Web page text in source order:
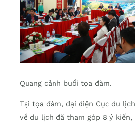
Quang cảnh buổi tọa đàm.
Tại tọa đàm, đại diện Cục du
về du lịch đã tham góp 8 ý kiến,